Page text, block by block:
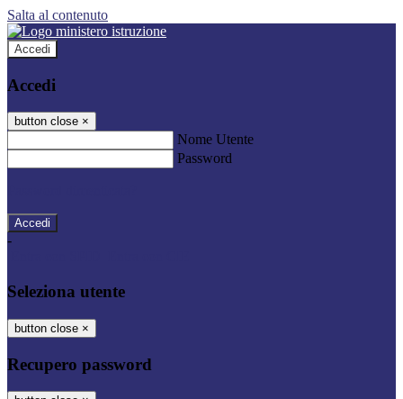
Salta al contenuto
Accedi
Accedi
button close ×
Nome Utente
Password
-
Seleziona utente
button close ×
Recupero password